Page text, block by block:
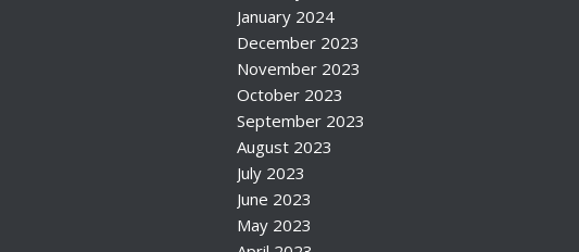
January 2024
December 2023
November 2023
October 2023
September 2023
August 2023
July 2023
June 2023
May 2023